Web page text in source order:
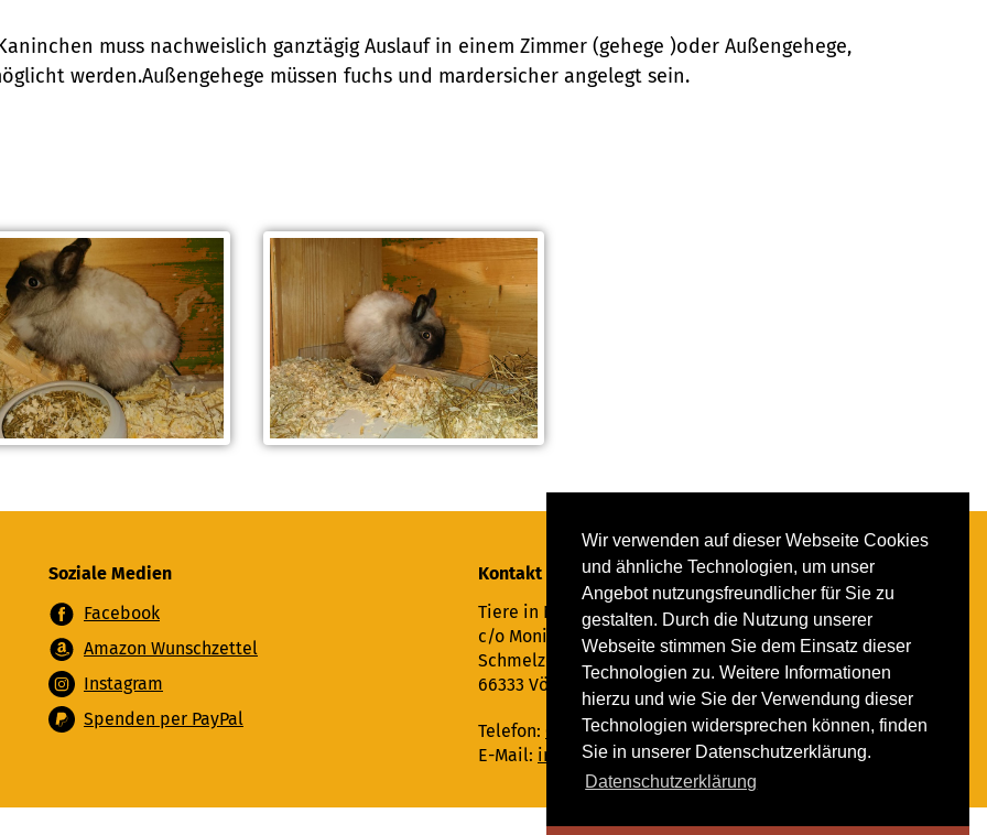
Wir verwenden auf dieser Webseite Cookies
und ähnliche Technologien, um unser
Angebot nutzungsfreundlicher für Sie zu
gestalten. Durch die Nutzung unserer
Webseite stimmen Sie dem Einsatz dieser
Technologien zu. Weitere Informationen
hierzu und wie Sie der Verwendung dieser
Technologien widersprechen können, finden
Sie in unserer Datenschutzerklärung.
Datenschutzerklärung
muss nachweislich ganztägig Auslauf in einem Zimmer (gehege )oder Außengehege,
werden.Außengehege müssen fuchs und mardersicher angelegt sein.
Soziale Medien
Facebook
Amazon Wunschzettel
Instagram
Spenden per PayPal
Kontakt
Tiere in Not Saar e.V.
c/o Monika Ewen
Schmelzer Straße 22
66333 Völklingen
Telefon: 06898 294862
E-Mail: info@tiere-in-not-saar.de